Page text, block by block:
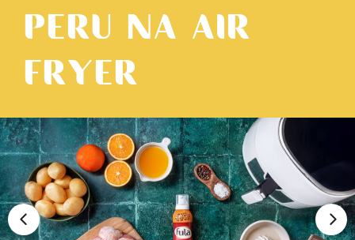
PERU NA AIR
FRYER